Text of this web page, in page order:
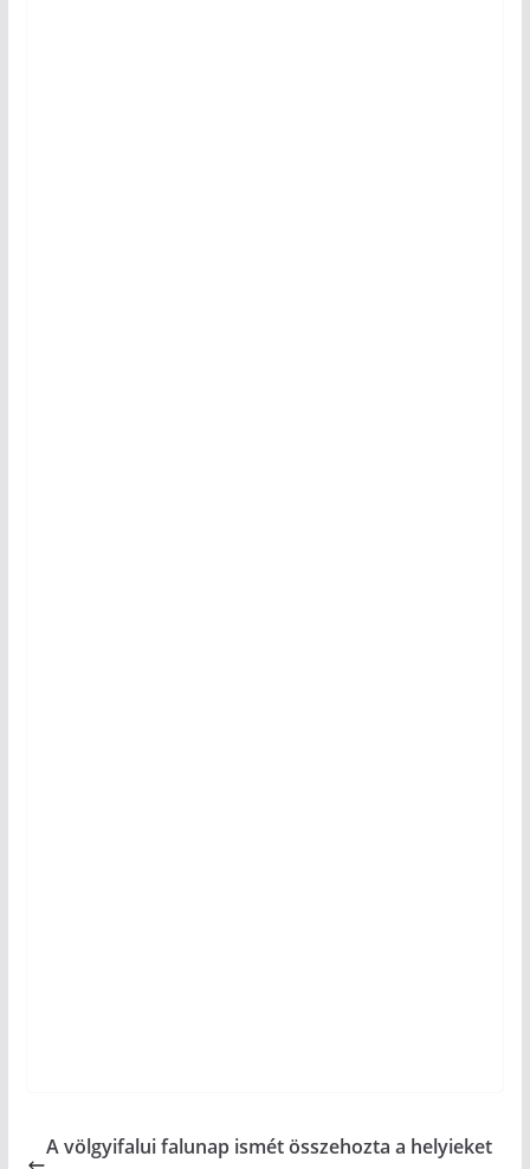
A völgyifalui falunap ismét összehozta a helyieket